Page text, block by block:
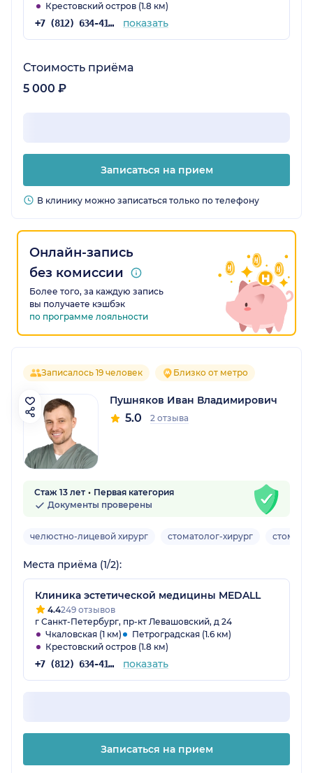
Крестовский остров (1.8 км)
+7 (812) 634-41-16 показать
Стоимость приёма
5 000 ₽
Записаться на прием
В клинику можно записаться только по телефону
Онлайн-запись
без комиссии
Более того, за каждую запись
вы получаете кэшбэк
по программе лояльности
Записалось 19 человек Близко от метро
Пушняков Иван Владимирович
5.0 2 отзыва
Стаж 13 лет
Первая категория
Документы проверены
челюстно-лицевой хирург стоматолог-хирург
Места приёма (1/2):
Клиника эстетической медицины MEDALL
4.4249 отзывов
г Санкт-Петербург, пр-кт Левашовский, д 24
Чкаловская (1 км)
Петроградская (1.6 км)
Крестовский остров (1.8 км)
+7 (812) 634-41-17 показать
Записаться на прием